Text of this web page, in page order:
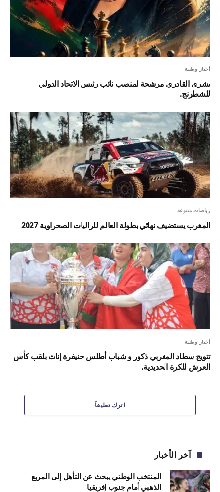
أخبار وطنية
بشرى القادري مرشحة لمنصب نائب رئيس الاتحاد الدولي
للشطرنج.
رياضات متنوعة
المغرب يستضيف نهائي بطولة العالم للراليات الصحراوية 2027
أخبار وطنية
تتويج سطاد المغربي ذكور و شباب أطلس خنيفرة إناث بلقب كأس
العرش للكرة الحديدية.
اترك تعليقاً
آخر الأخبار
المنتخب الوطني يبحث عن التأهل إلى المربع
الذهبي أمام جنوب إفريقيا